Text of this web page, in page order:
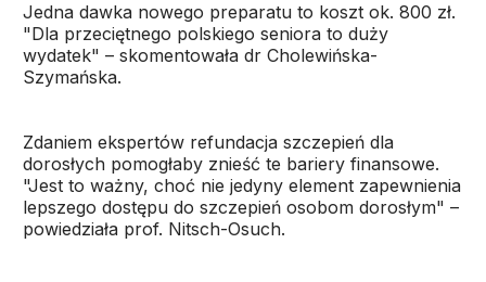
Jedna dawka nowego preparatu to koszt ok. 800 zł.
"Dla przeciętnego polskiego seniora to duży
wydatek" – skomentowała dr Cholewińska-
Szymańska.
Zdaniem ekspertów refundacja szczepień dla
dorosłych pomogłaby znieść te bariery finansowe.
"Jest to ważny, choć nie jedyny element zapewnienia
lepszego dostępu do szczepień osobom dorosłym" –
powiedziała prof. Nitsch-Osuch.